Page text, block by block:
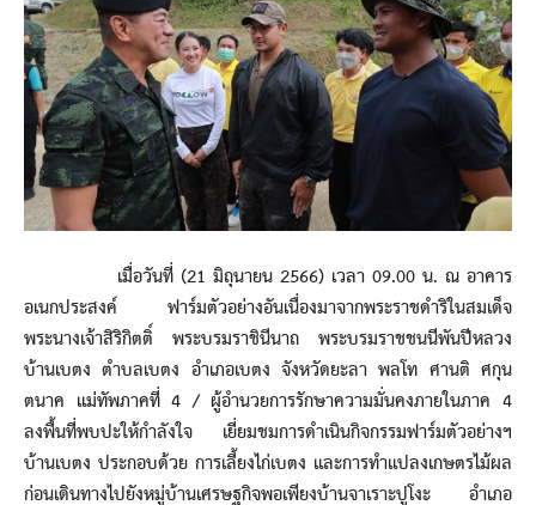
เมื่อวันที่ (21 มิถุนายน 2566) เวลา 09.00 น. ณ อาคาร
อเนกประสงค์ ฟาร์มตัวอย่างอันเนื่องมาจากพระราชดำริในสมเด็จ
พระนางเจ้าสิริกิตติ์ พระบรมราชินีนาถ พระบรมราชชนนีพันปีหลวง
บ้านเบตง ตำบลเบตง อำเภอเบตง จังหวัดยะลา พลโท ศานติ ศกุน
ตนาค แม่ทัพภาคที่ 4 / ผู้อำนวยการรักษาความมั่นคงภายในภาค 4
ลงพื้นที่พบปะให้กำลังใจ เยี่ยมชมการดำเนินกิจกรรมฟาร์มตัวอย่างฯ
บ้านเบตง ประกอบด้วย การเลี้ยงไก่เบตง และการทำแปลงเกษตรไม้ผล
ก่อนเดินทางไปยังหมู่บ้านเศรษฐกิจพอเพียงบ้านจาเราะปูโงะ อำเภอ